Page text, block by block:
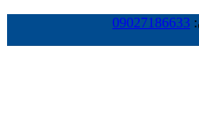
09027186633